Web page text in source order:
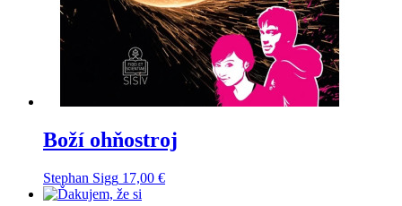
Boží ohňostroj
Stephan Sigg 17,00 €